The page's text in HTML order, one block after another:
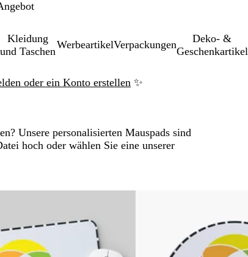
Kleidung
und Taschen
WerbeartikelVerpackungen
Deko- &
Geschenkartikel
oder ein Konto erstellen ✨
Unsere personalisierten Mauspads sind
hoch oder wählen Sie eine unserer